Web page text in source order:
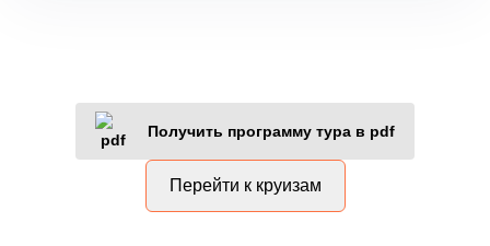
Получить программу тура в pdf
Перейти к круизам